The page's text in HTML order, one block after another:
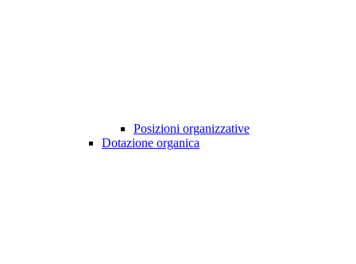
Posizioni organizzative
Dotazione organica